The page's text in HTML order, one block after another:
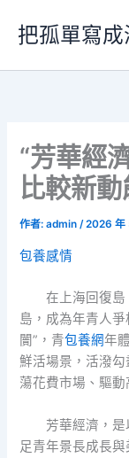
要
把孤單寫成
“芳華經
比較新動
作者:admin/2026 年
包養感情
在上海回復
島，成為年青人爭
闠”，青包養網年
鮮活場景，活潑
蕩花費市場、驅
芳華經濟，
足青年景長成長